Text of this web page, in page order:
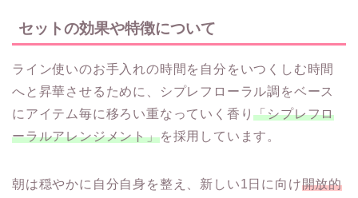
セットの効果や特徴について
ライン使いのお手入れの時間を自分をいつくしむ時間
へと昇華させるために、シプレフローラル調をベース
にアイテム毎に移ろい重なっていく香り「シプレフロ
ーラルアレンジメント」を採用しています。
朝は穏やかに自分自身を整え、新しい1日に向け開放的